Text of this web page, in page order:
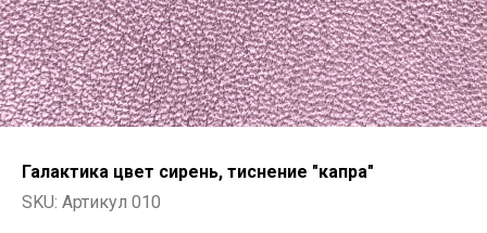
Галактика цвет сирень, тиснение "капра"
SKU: Артикул 010